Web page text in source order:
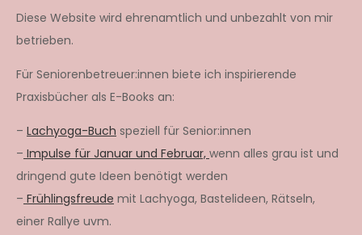
Diese Website wird ehrenamtlich und unbezahlt von mir
betrieben.
Für Seniorenbetreuer:innen biete ich inspirierende
Praxisbücher als E-Books an:
– Lachyoga-Buch speziell für Senior:innen
– Impulse für Januar und Februar, wenn alles grau ist und
dringend gute Ideen benötigt werden
– Frühlingsfreude mit Lachyoga, Bastelideen, Rätseln,
einer Rallye uvm.